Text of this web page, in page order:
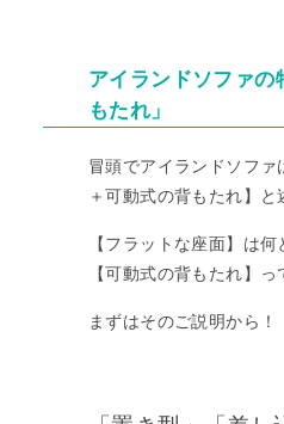
アイランドソファの
もたれ」
冒頭でアイランドソフ
＋可動式の背もたれ】と
【フラットな座面】は何
【可動式の背もたれ】
まずはそのご説明から！